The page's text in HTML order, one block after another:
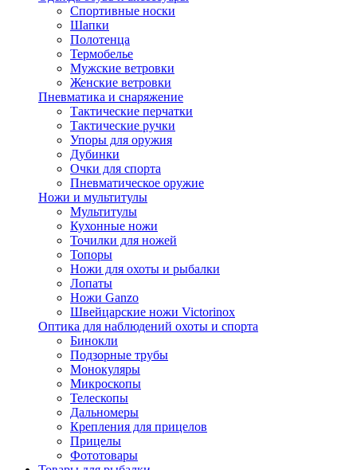
Спортивные носки
Шапки
Полотенца
Термобелье
Мужские ветровки
Женские ветровки
Пневматика и снаряжение
Тактические перчатки
Тактические ручки
Упоры для оружия
Дубинки
Очки для спорта
Пневматическое оружие
Ножи и мультитулы
Мультитулы
Кухонные ножи
Точилки для ножей
Топоры
Ножи для охоты и рыбалки
Лопаты
Ножи Ganzo
Швейцарские ножи Victorinox
Оптика для наблюдений охоты и спорта
Бинокли
Подзорные трубы
Монокуляры
Микроскопы
Телескопы
Дальномеры
Крепления для прицелов
Прицелы
Фототовары